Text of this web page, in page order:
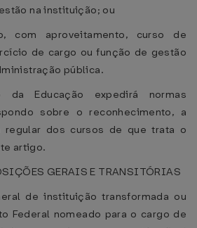
na instituição; ou
aproveitamento, curso de
de cargo ou função de gestão
pública.
Educação expedirá normas
sobre o reconhecimento, a
dos cursos de que trata o
artigo.
GERAIS E TRANSITÓRIAS
de instituição transformada ou
Federal nomeado para o cargo de